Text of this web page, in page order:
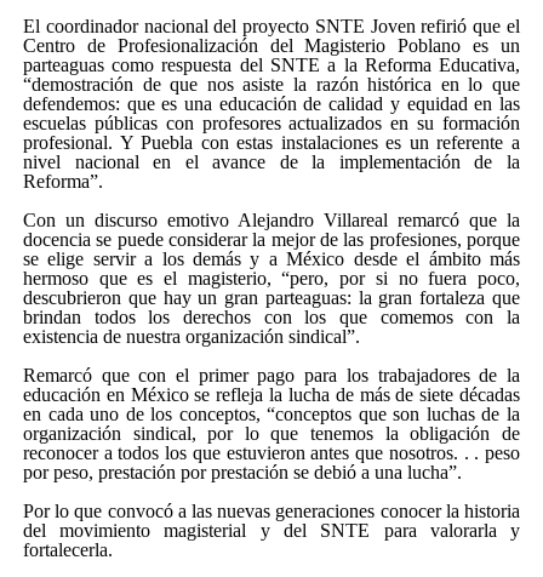
El coordinador nacional del proyecto SNTE Joven refirió que el
Centro de Profesionalización del Magisterio Poblano es un
parteaguas como respuesta del SNTE a la Reforma Educativa,
“demostración de que nos asiste la razón histórica en lo que
defendemos: que es una educación de calidad y equidad en las
escuelas públicas con profesores actualizados en su formación
profesional. Y Puebla con estas instalaciones es un referente a
nivel nacional en el avance de la implementación de la
Reforma”.
Con un discurso emotivo Alejandro Villareal remarcó que la
docencia se puede considerar la mejor de las profesiones, porque
se elige servir a los demás y a México desde el ámbito más
hermoso que es el magisterio, “pero, por si no fuera poco,
descubrieron que hay un gran parteaguas: la gran fortaleza que
brindan todos los derechos con los que comemos con la
existencia de nuestra organización sindical”.
Remarcó que con el primer pago para los trabajadores de la
educación en México se refleja la lucha de más de siete décadas
en cada uno de los conceptos, “conceptos que son luchas de la
organización sindical, por lo que tenemos la obligación de
reconocer a todos los que estuvieron antes que nosotros. . . peso
por peso, prestación por prestación se debió a una lucha”.
Por lo que convocó a las nuevas generaciones conocer la historia
del movimiento magisterial y del SNTE para valorarla y
fortalecerla.